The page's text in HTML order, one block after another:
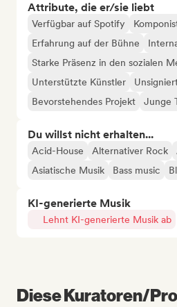
Attribute, die er/sie liebt
Verfügbar auf Spotify
Erfahrung auf der Bühne
Starke Präsenz in den sozialen
Unterstützte Künstler
Bevorstehendes Projekt
Junge
Du willst nicht erhalten...
Acid-House Alternativer Rock
Asiatische Musik
Bass music
KI-generierte Musik
Lehnt KI-generierte Musik ab
Diese Kuratoren/